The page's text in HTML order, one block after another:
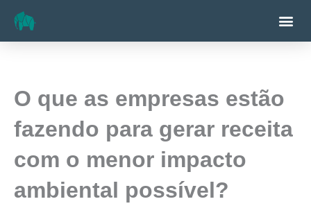
para
O que as empresas estão
fazendo para gerar receita
com o menor impacto
ambiental possível?